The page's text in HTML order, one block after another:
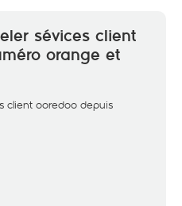
sévices client
orange et
client ooredoo depuis